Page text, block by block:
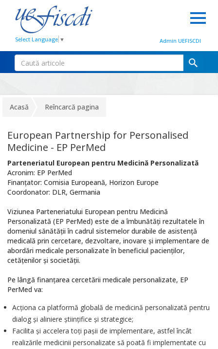
Select Language ▼ Admin UEFISCDI
Acasă Reîncarcă pagina
European Partnership for Personalised
Medicine - EP PerMed
Parteneriatul European pentru Medicină Personalizată
Acronim: EP PerMed
Finanțator: Comisia Europeană, Horizon Europe
Coordonator: DLR, Germania
Viziunea Parteneriatului European pentru Medicină
Personalizată (EP PerMed) este de a îmbunătăți rezultatele în
domeniul sănătății în cadrul sistemelor durabile de asistență
medicală prin cercetare, dezvoltare, inovare și implementare de
abordări medicale personalizate în beneficiul pacienților,
cetățenilor și societății.
Pe lângă finanțarea cercetării medicale personalizate, EP
PerMed va:
Acționa ca platformă globală de medicină personalizată pentru
dialog și aliniere științifice și strategice;
Facilita și accelera toți pașii de implementare, astfel încât
realizările medicinii personalizate să poată fi implementate cu